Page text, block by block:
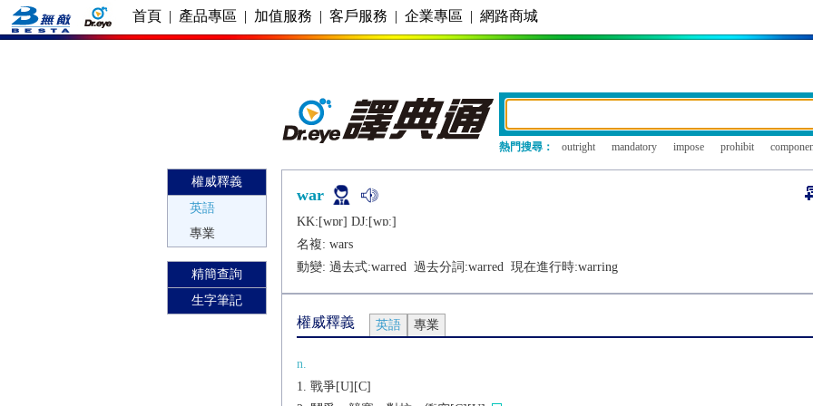
首頁 | 產品專區 | 加值服務 | 客戶服務 | 企業專區 | 網路商城
熱門搜尋： outright mandatory impose prohibit
權威釋義
英語
專業
精簡查詢
生字筆記
war
KK:[wɒr] DJ:[wɒː]
名複: wars
動變: 過去式:warred 過去分詞:warred 現在進行時:warring
權威釋義 英語 專業
n.
戰爭[U][C]